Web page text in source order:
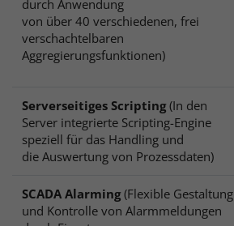
durch Anwendung
von über 40 verschiedenen, frei
verschachtelbaren
Aggregierungsfunktionen)
Serverseitiges Scripting (In den
Server integrierte Scripting-Engine
speziell für das Handling und
die Auswertung von Prozessdaten)
SCADA Alarming(Flexible Gestaltung
und Kontrolle von Alarmmeldungen